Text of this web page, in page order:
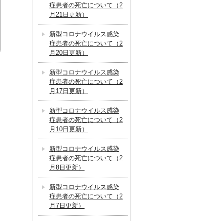
症患者の死亡について（2
月21日更新）
新型コロナウイルス感染
症患者の死亡について（2
月20日更新）
新型コロナウイルス感染
症患者の死亡について（2
月17日更新）
新型コロナウイルス感染
症患者の死亡について（2
月10日更新）
新型コロナウイルス感染
症患者の死亡について（2
月8日更新）
新型コロナウイルス感染
症患者の死亡について（2
月7日更新）